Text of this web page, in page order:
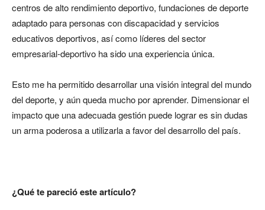
centros de alto rendimiento deportivo, fundaciones de deporte
adaptado para personas con discapacidad y servicios
educativos deportivos, así como líderes del sector
empresarial-deportivo ha sido una experiencia única.
Esto me ha permitido desarrollar una visión integral del mundo
del deporte, y aún queda mucho por aprender. Dimensionar el
impacto que una adecuada gestión puede lograr es sin dudas
un arma poderosa a utilizarla a favor del desarrollo del país.
¿Qué te pareció este artículo?